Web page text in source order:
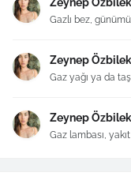
Zeynep Özbilek
Gazlı bez,
Zeynep Özbilek
Gaz yağı ya da
Zeynep Özbilek
Gaz lambası,